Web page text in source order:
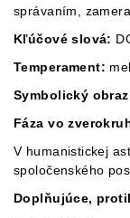
správaním,
Kľúčové slová:
Temperament:
Symbolický
Fáza vo
V humanistickej
spoločenského
Doplňujúce,